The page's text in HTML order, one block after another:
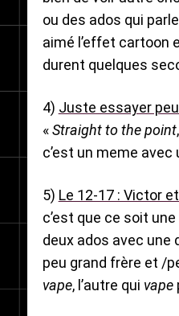
ou des ados qui
aimé l’effet cartoon
durent quelques
4) Juste essayer
«Straight to the point
c’est un meme avec
5) Le 12-17 : Victor
c’est que ce soit
deux ados avec une
peu grand frère et /
vape, l’autre qui vape